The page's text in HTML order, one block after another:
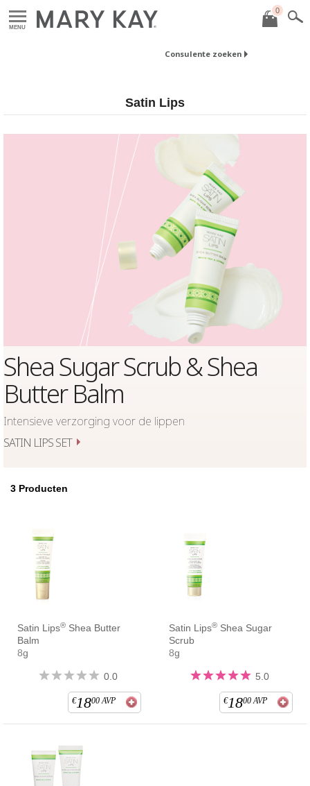
MENU
0
Consulente zoeken
Satin Lips
Shea Sugar Scrub & Shea
Butter Balm
Intensieve verzorging voor de lippen
SATIN LIPS SET
3 Producten
Satin Lips® Shea Butter
Balm
8g
0.0
€1800 AVP
Satin Lips® Shea Sugar
Scrub
8g
5.0
€1800 AVP